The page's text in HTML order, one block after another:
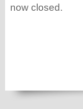
now closed.